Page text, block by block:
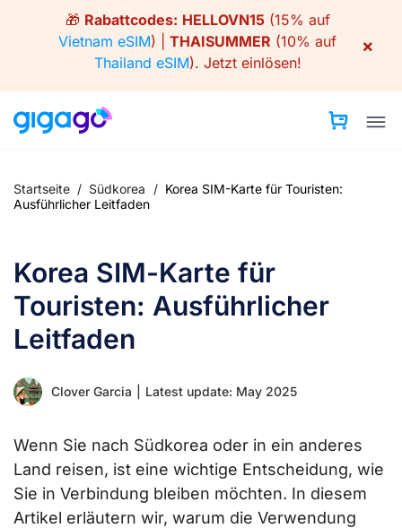
🎁 Rabattcodes: HELLOVN15(15% auf
Vietnam eSIM) | THAISUMMER (10% auf
Thailand eSIM). Jetzt einlösen!
×
Startseite / Südkorea / Korea SIM-Karte für Touristen:
Ausführlicher Leitfaden
Korea SIM-Karte für
Touristen: Ausführlicher
Leitfaden
Clover Garcia Latest update: May 2025
Wenn Sie nach Südkorea oder in ein anderes
Land reisen, ist eine wichtige Entscheidung, wie
Sie in Verbindung bleiben möchten. In diesem
Artikel erläutern wir, warum die Verwendung